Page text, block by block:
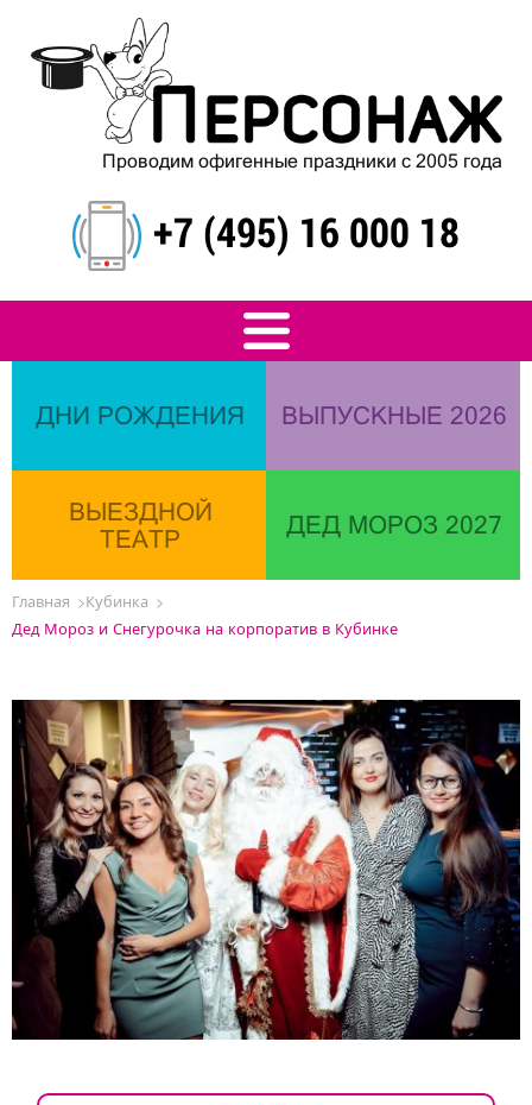
Проводим офигенные праздники с 2005 года
+7 (495) 16 000 18
ДНИ РОЖДЕНИЯ ВЫПУСКНЫЕ 2026
ВЫЕЗДНОЙ
ТЕАТР
ДЕД МОРОЗ 2027
Главная
Кубинка
Дед Мороз и Снегурочка на корпоратив в Кубинке